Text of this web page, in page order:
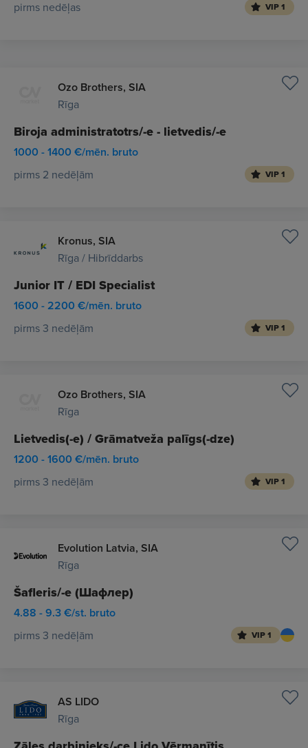
pirms nedēļas VIP 1
Ozo Brothers, SIA
Rīga
Biroja administratotrs/-e - lietvedis/-e
1000 - 1400 €/mēn. bruto
pirms 2 nedēļām VIP 1
Kronus, SIA
Rīga / Hibrīddarbs
Junior IT / EDI Specialist
1600 - 2200 €/mēn. bruto
pirms 3 nedēļām VIP 1
Ozo Brothers, SIA
Rīga
Lietvedis(-e) / Grāmatveža palīgs(-dze)
1200 - 1600 €/mēn. bruto
pirms 3 nedēļām VIP 1
Evolution Latvia, SIA
Rīga
Šafleris/-e (Шафлер)
4.88 - 9.3 €/st. bruto
pirms 3 nedēļām VIP 1
AS LIDO
Rīga